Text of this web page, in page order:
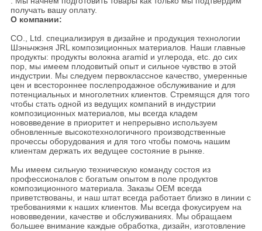
получать вашу оплату.
О компании:
CO., Ltd. специализируя в дизайне и продукция технологии
Шэньчжэня JRL композиционных материалов. Наши главные
продукты: продукты волокна aramid и углерода, etc. до сих
пор, мы имеем плодовитый опыт и сильное чувство в этой
индустрии. Мы следуем первоклассное качество, умеренные
цен и всестороннее послепродажное обслуживание и для
потенциальных и многолетних клиентов. Стремящся для того
чтобы стать одной из ведущих компаний в индустрии
композиционных материалов, мы всегда кладем
нововведение в приоритет и непрерывно используем
обновленные высокотехнологичного производственные
прочессы оборудования и для того чтобы помочь нашим
клиентам держать их ведущее состояние в рынке.
Мы имеем сильную техническую команду состоя из
профессионалов с богатым опытом в поле продуктов
композиционного материала. Заказы OEM всегда
приветствованы, и наш штат всегда работает близко в линии с
требованиями к наших клиентов. Мы всегда фокусируем на
нововведении, качестве и обслуживаниях. Мы обращаем
большее внимание каждые обработка, дизайн, изготовление